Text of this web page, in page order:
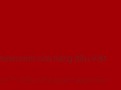
cửa hàng đầu Việt
| Đơn vị chủ quản SaigonDoor